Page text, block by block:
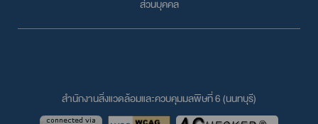
ส่วนบุคคล
สำนักงานสิ่งแวดล้อมและควบคุมมลพิษที่ 6 (นนทบุรี)